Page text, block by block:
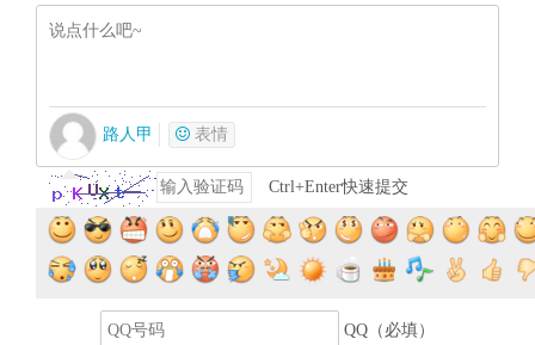
路人甲 表情
Ctrl+Enter快速提交
提交评论
QQ（必填）